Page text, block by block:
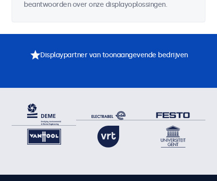
beantwoorden over onze displayoplossingen.
Displaypartner van toonaangevende bedrijven